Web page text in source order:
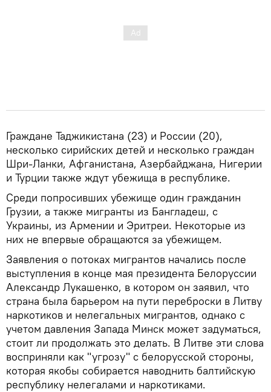
Граждане Таджикистана (23) и России (20),
несколько сирийских детей и несколько граждан
Шри-Ланки, Афганистана, Азербайджана, Нигерии
и Турции также ждут убежища в республике.
Среди попросивших убежище один гражданин
Грузии, а также мигранты из Бангладеш, с
Украины, из Армении и Эритреи. Некоторые из
них не впервые обращаются за убежищем.
Заявления о потоках мигрантов начались после
выступления в конце мая президента Белоруссии
Александр Лукашенко, в котором он заявил, что
страна была барьером на пути переброски в Литву
наркотиков и нелегальных мигрантов, однако с
учетом давления Запада Минск может задуматься,
стоит ли продолжать это делать. В Литве эти слова
восприняли как "угрозу" с белорусской стороны,
которая якобы собирается наводнить балтийскую
республику нелегалами и наркотиками.